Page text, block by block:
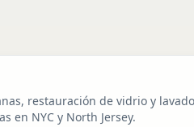
restauración de vidrio y
en NYC y North Jersey.